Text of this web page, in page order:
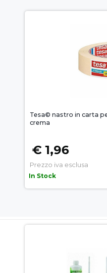
Tesa© nastro in carta
crema
€ 1,96
Prezzo iva esclusa
In Stock